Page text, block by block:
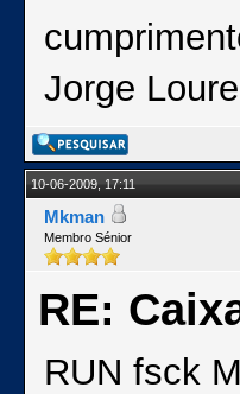
Jorge
10-06-2009, 17:11
Mkman
Membro Sénior
RE:
RUN fsck